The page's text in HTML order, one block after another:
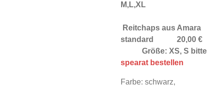
M,L,XL
Reitchaps aus Amara
standard 20,00 €
Größe: XS, S bitte
spearat bestellen
Farbe: schwarz,